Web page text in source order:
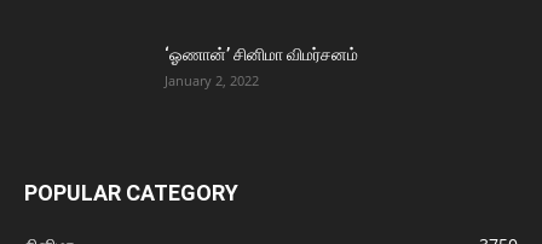
‘ஓணான்’ சினிமா விமர்சனம்
January 2, 2022
POPULAR CATEGORY